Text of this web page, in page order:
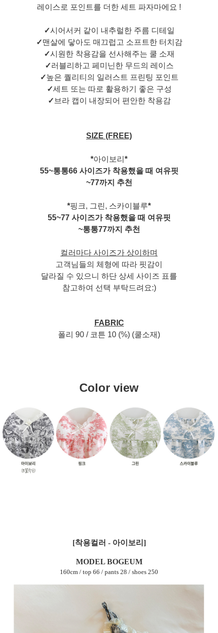
레이스로 포인트를 더한 세트 파자마에요 !
✓시어서커 같이 내추럴한 주름 디테일
✓맨살에 닿아도 매끄럽고 소프트한 터치감
✓시원한 착용감을 선사해주는 쿨 소재
✓러블리하고 페미닌한 무드의 레이스
✓높은 퀄리티의 일러스트 프린팅 포인트
✓세트 또는 따로 활용하기 좋은 구성
✓ 브라 캡이 내장되어 편안한 착용감
SIZE (FREE)
*아이보리 *
55~통통66 사이즈가 착용했을 때 여유핏
~77까지 추천
*핑크, 그린, 스카이블루*
55~77 사이즈가 착용했을 때 여유핏
~통통77까지 추천
컬러마다 사이즈가 상이하며
고객님들의 체형에 따라 핏감이
달라질 수 있으니 하단 상세 사이즈 표를
참고하여 선택 부탁드려요:)
FABRIC
폴리 90 / 코튼 10 (%) (쿨소재)
Color view
[착용컬러 - 아이보리]
MODEL BOGEUM
160cm / top 66 / pants 28 / shoes 250